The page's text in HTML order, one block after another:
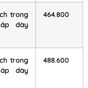
trong
dày
464.800
trong
dày
488.600